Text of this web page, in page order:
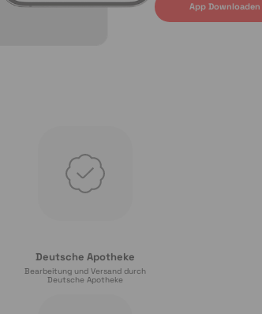
App Downloaden
Deutsche Apotheke
Bearbeitung und Versand durch
Deutsche Apotheke